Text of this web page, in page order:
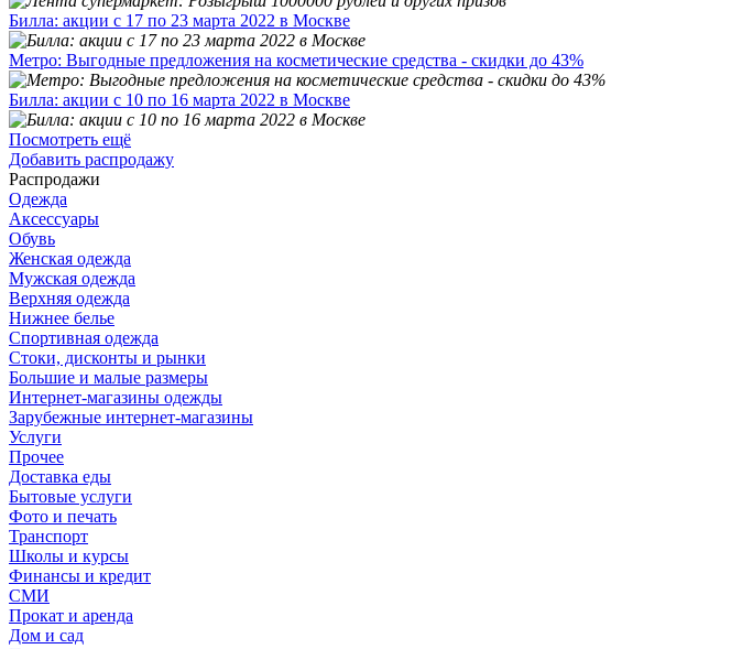
Билла: акции с 17 по 23 марта 2022 в Москве
Метро: Выгодные предложения на косметические средства - скидки до 43%
Билла: акции с 10 по 16 марта 2022 в Москве
Посмотреть ещё
Добавить распродажу
Распродажи
Одежда
Аксессуары
Обувь
Женская одежда
Мужская одежда
Верхняя одежда
Нижнее белье
Спортивная одежда
Стоки, дисконты и рынки
Большие и малые размеры
Интернет-магазины одежды
Зарубежные интернет-магазины
Услуги
Прочее
Доставка еды
Бытовые услуги
Фото и печать
Транспорт
Школы и курсы
Финансы и кредит
СМИ
Прокат и аренда
Дом и сад